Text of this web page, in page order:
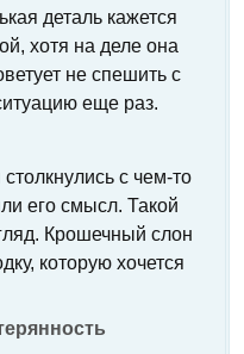
деталь кажется
хотя на деле она
не спешить с
еще раз.
с чем-то
его смысл. Такой
Крошечный слон
которую хочется